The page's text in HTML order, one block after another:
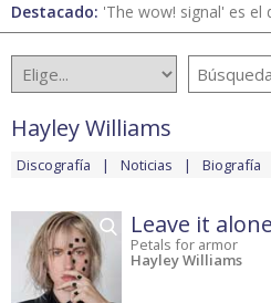
Destacado: 'The wow! signal' es el
Hayley Williams
Discografía Noticias Biografía
Leave it alone
Petals for armor
Hayley Williams